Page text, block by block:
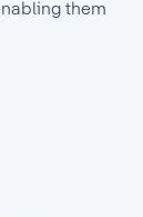
them